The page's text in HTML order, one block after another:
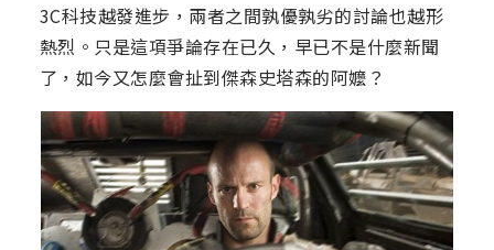
3C科技越發進步，兩者之間孰優孰劣的討論也越形
熱烈。只是這項爭論存在已久，早已不是什麼新聞
了，如今又怎麼會扯到傑森史塔森的阿嬤？